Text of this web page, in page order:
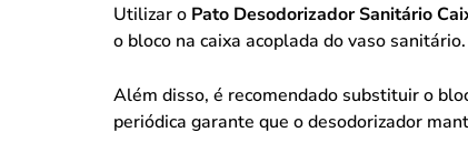
Utilizar o Pato Desodorizador Sanitário
o bloco na caixa acoplada do vaso
Além disso, é recomendado substituir o
periódica garante que o desodorizador